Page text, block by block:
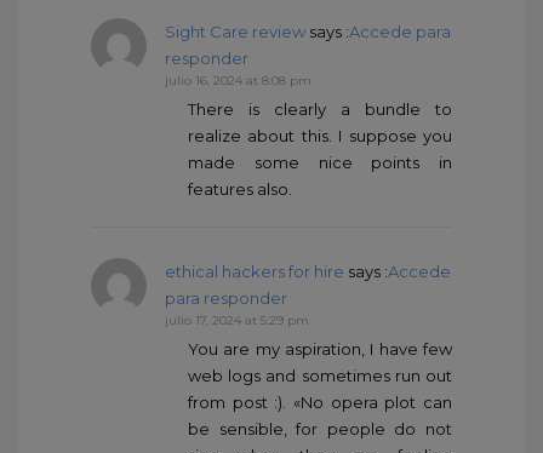
Sight Care review says :Accede para
responder
julio 16, 2024 at 8:08 pm
There is clearly a bundle to
realize about this. I suppose you
made some nice points in
features also.
ethical hackers for hire says :Accede
para responder
julio 17, 2024 at 5:29 pm
You are my aspiration, I have few
web logs and sometimes run out
from post :). «No opera plot can
be sensible, for people do not